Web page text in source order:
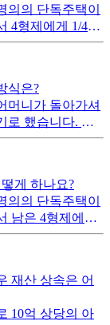
의의 단독주택이
4형제에게 1/4씩
상 상속주택을 30
후에 팔린다는
인)은 무주택자
주민등록도 같
입니다. 둘째 형
된다 해도 양도
30억에서 12억
금액을 알고 싶
다.)
식은?
머니가 돌아가셔
로 했습니다. 상
매도할 계획입니
니다.상속세 대
떤 것이 맞을까
(동거주택공
공제)=6억>>>
공제 적용받아 0
x40%(세율)-1억
째, 넷째가 1/4씩
받아 0원.* 어떤
방식인지 맞는
게 하나요?
의의 단독주택이
남은 4형제에게
는 9억8백만원입
게 살았고 주민
받을 수 있을
, 1명은 무주택
문1) 큰형님이
백
재산 상속은 어
10억 상당의 아